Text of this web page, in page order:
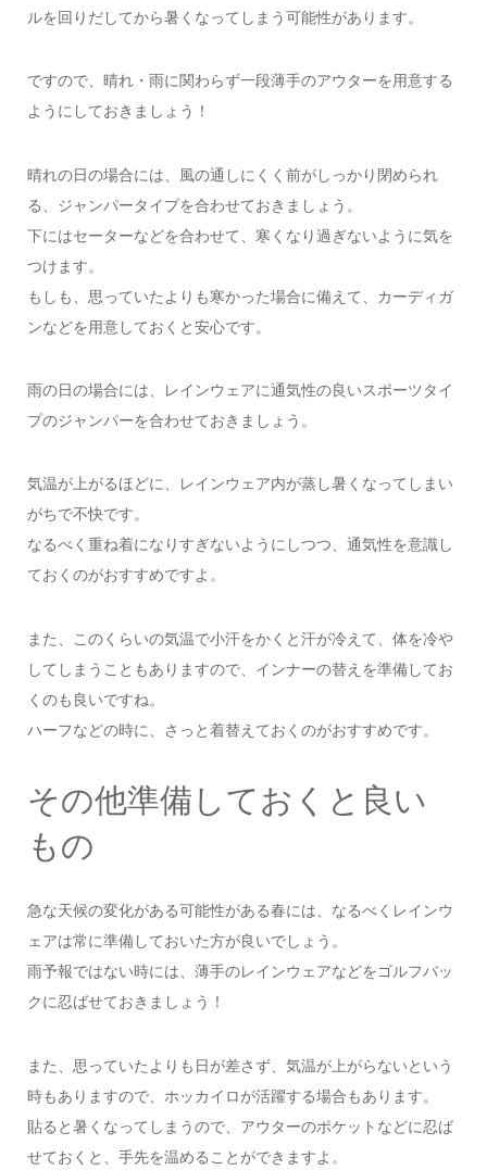
ルを回りだしてから暑くなってしまう可能性があります。
ですので、晴れ・雨に関わらず一段薄手のアウターを用意する
ようにしておきましょう！
晴れの日の場合には、風の通しにくく前がしっかり閉められ
る、ジャンパータイプを合わせておきましょう。
下にはセーターなどを合わせて、寒くなり過ぎないように気を
つけます。
もしも、思っていたよりも寒かった場合に備えて、カーディガ
ンなどを用意しておくと安心です。
雨の日の場合には、レインウェアに通気性の良いスポーツタイ
プのジャンパーを合わせておきましょう。
気温が上がるほどに、レインウェア内が蒸し暑くなってしまい
がちで不快です。
なるべく重ね着になりすぎないようにしつつ、通気性を意識し
ておくのがおすすめですよ。
また、このくらいの気温で小汗をかくと汗が冷えて、体を冷や
してしまうこともありますので、インナーの替えを準備してお
くのも良いですね。
ハーフなどの時に、さっと着替えておくのがおすすめです。
その他準備しておくと良い
もの
急な天候の変化がある可能性がある春には、なるべくレインウ
ェアは常に準備しておいた方が良いでしょう。
雨予報ではない時には、薄手のレインウェアなどをゴルフバッ
クに忍ばせておきましょう！
また、思っていたよりも日が差さず、気温が上がらないという
時もありますので、ホッカイロが活躍する場合もあります。
貼ると暑くなってしまうので、アウターのポケットなどに忍ば
せておくと、手先を温めることができますよ。